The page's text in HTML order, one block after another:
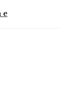
e